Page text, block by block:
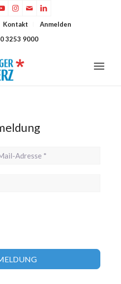
Kontakt
Anmelden
3253 9000
Adresse